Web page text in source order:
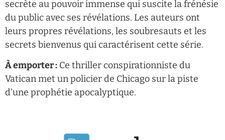
secrète au pouvoir immense qui suscite la frénésie
du public avec ses révélations. Les auteurs ont
leurs propres révélations, les soubresauts et les
secrets bienvenus qui caractérisent cette série.
À emporter : Ce thriller conspirationniste du
Vatican met un policier de Chicago sur la piste
d’une prophétie apocalyptique.